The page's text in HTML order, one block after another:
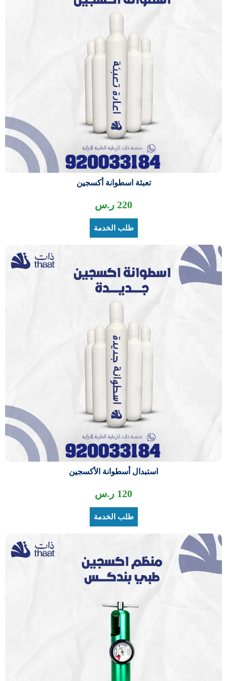
تعبئة اسطوانة أكسجين
220 ر.س
طلب الخدمة
استبدال أسطوانة الأكسجين
120 ر.س
طلب الخدمة